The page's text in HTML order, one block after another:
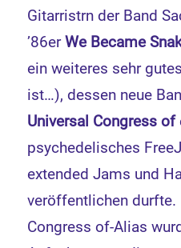
Gitarristrn der Band
’86erWe Became
ein weiteres sehr
ist…), dessen neue
Universal Congress of
psychedelisches
extended Jams und
veröffentlichen durfte.
Congress of-Alias